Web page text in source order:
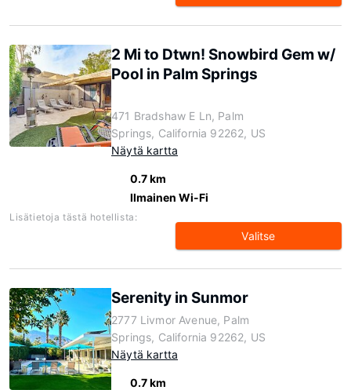
2 Mi to Dtwn! Snowbird Gem w/
Pool in Palm Springs
471 Bradshaw E Ln, Palm
Springs, California 92262, US
Näytä kartta
0.7 km
Ilmainen Wi-Fi
Lisätietoja tästä hotellista:
Valitse
Serenity in Sunmor
2777 Livmor Avenue, Palm
Springs, California 92262, US
Näytä kartta
0.7 km